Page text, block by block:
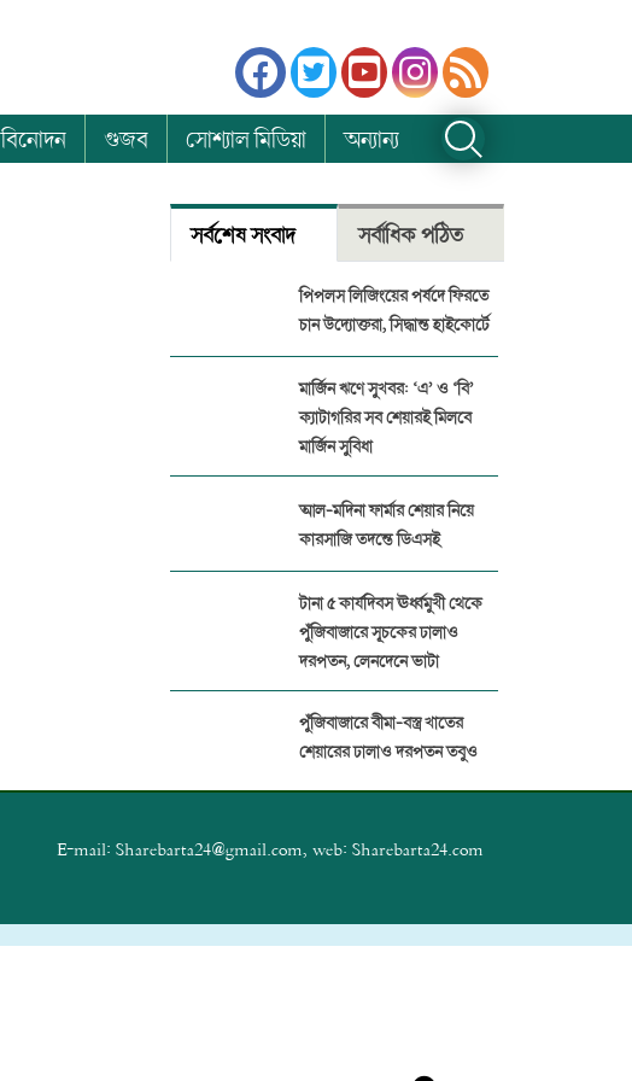
বিনোদন গুজব সোশ্যাল মিডিয়া অন্যান্য
সর্বশেষ সংবাদ সর্বাধিক পঠিত
পিপলস লিজিংয়ের পর্ষদে ফিরতে
চান উদ্যোক্তরা, সিদ্ধান্ত হাইকোর্টে
মার্জিন ঋণে সুখবর: ‘এ’ ও ‘বি’
ক্যাটাগরির সব শেয়ারই মিলবে
মার্জিন সুবিধা
আল-মদিনা ফার্মার শেয়ার নিয়ে
কারসাজি তদন্তে ডিএসই
টানা ৫ কার্যদিবস ঊর্ধ্বমুখী থেকে
পুঁজিবাজারে সূচকের ঢালাও
দরপতন, লেনদেনে ভাটা
পুঁজিবাজারে বীমা-বস্ত্র খাতের
শেয়ারের ঢালাও দরপতন তবুও
প্যারামাউন্ট ইন্স্যুরেন্সের বিরুদ্ধে
E-mail: Sharebarta24@gmail.com, web: Sharebarta24.com